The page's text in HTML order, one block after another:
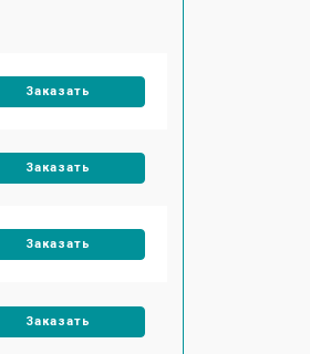
Заказать
Заказать
Заказать
Заказать